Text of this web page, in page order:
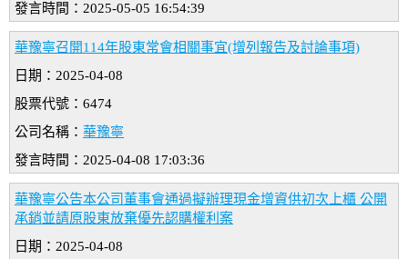
發言時間：2025-05-05 16:54:39
華豫寧召開114年股東常會相關事宜(增列報告及討論事項)
日期：2025-04-08
股票代號：6474
公司名稱： 華豫寧
發言時間：2025-04-08 17:03:36
華豫寧公告本公司董事會通過擬辦理現金增資供初次上櫃 公開
承銷並請原股東放棄優先認購權利案
日期：2025-04-08